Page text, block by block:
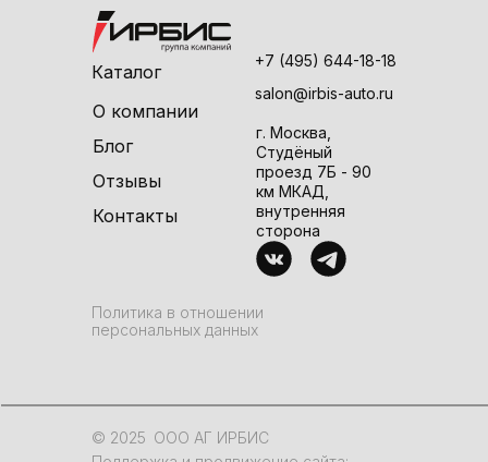
г. Москва,
Студёный
проезд 7Б - 90
км МКАД,
внутренняя
сторона
Контакты
Каталог
О компании
Отзывы
Блог
Политика в отношении
персональных данных
ООО АГ ИРБИС
© 2025
+7 (495) 644-18-18
salon@irbis-auto.ru